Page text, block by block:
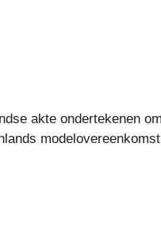
akte ondertekenen